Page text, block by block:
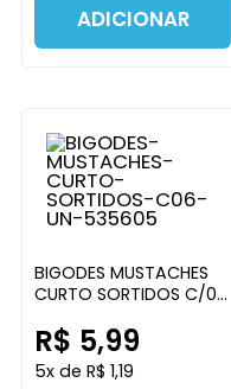
ADICIONAR
BIGODES MUSTACHES
CURTO SORTIDOS C/06
R$ 5,99
5x de R$ 1,19